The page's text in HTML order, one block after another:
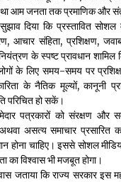
आम जनता तक प्रमाणिक और
दिया कि प्रस्तावित सोशल
आचार संहिता, प्रशिक्षण,
नियंत्रण के स्पष्ट प्रावधान
के लिए समय-समय पर
के नैतिक मूल्यों, कानूनी
परिचित हो सकें।
पत्रकारों को संरक्षण और
असत्य समाचार प्रसारित
होना चाहिए। इससे सोशल
विश्वास भी मजबूत होगा।
जताया कि राज्य सरकार इस